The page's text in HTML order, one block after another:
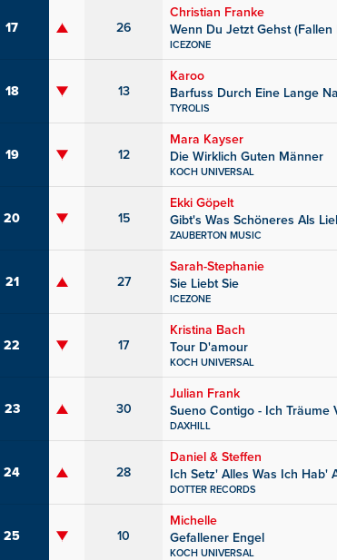
17 26
Christian Franke
Wenn Du Jetzt Gehst (Fallen
ICEZONE
18 13
Karoo
Barfuss Durch Eine Lange
TYROLIS
19 12
Mara Kayser
Die Wirklich Guten Männer
KOCH UNIVERSAL
20 15
Ekki Göpelt
Gibt's Was Schöneres Als
ZAUBERTON MUSIC
21 27
Sarah-Stephanie
Sie Liebt Sie
ICEZONE
22 17
Kristina Bach
Tour D'amour
KOCH UNIVERSAL
23 30
Julian Frank
Sueno Contigo - Ich Träume
DAXHILL
24 28
Daniel & Steffen
Ich Setz' Alles Was Ich Hab'
DOTTER RECORDS
25 10
Michelle
Gefallener Engel
KOCH UNIVERSAL